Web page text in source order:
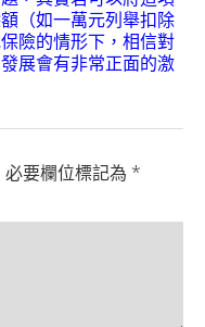
（如一萬元列舉扣除
險的情形下，相信對
展會有非常正面的激
必要欄位標記為 *